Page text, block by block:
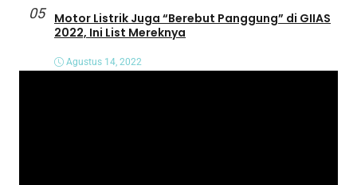
05
Motor Listrik Juga “Berebut Panggung” di GIIAS
2022, Ini List Mereknya
Agustus 14, 2022